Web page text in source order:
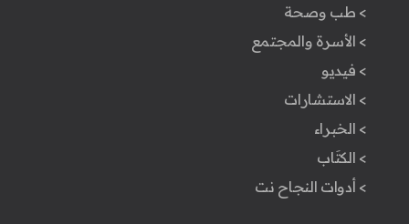
> طب وصحة
> الأسرة والمجتمع
> فيديو
> الاستشارات
> الخبراء
> الكتَاب
> أدوات النجاح نت